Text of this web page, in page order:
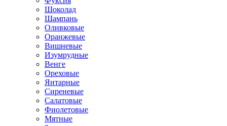
Шоколад
Шампань
Оливковые
Оранжевые
Вишневые
Изумрудные
Венге
Ореховые
Янтарные
Сиреневые
Салатовые
Фиолетовые
Мятные